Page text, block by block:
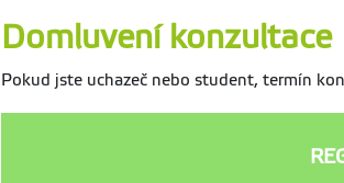
Domluvení konzultace
Pokud jste uchazeč nebo student, termín